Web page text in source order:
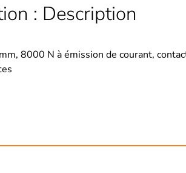
: Description
8000 N à émission de courant,